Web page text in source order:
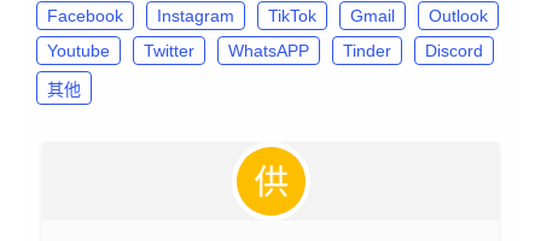
Facebook
Instagram TikTok Gmail
Outlook
Youtube
Twitter WhatsAPP Tinder
Discord
其他